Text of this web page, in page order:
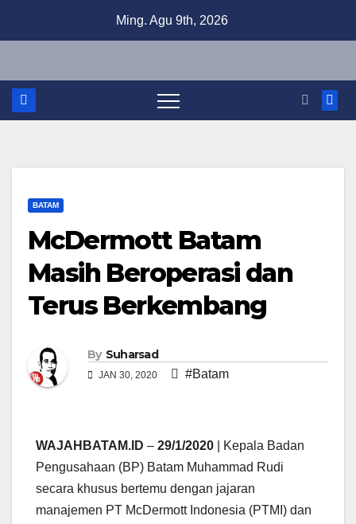
Ming. Agu 9th, 2026
BATAM
McDermott Batam
Masih Beroperasi dan
Terus Berkembang
By Suharsad
JAN 30, 2020 #Batam
WAJAHBATAM.ID – 29/1/2020 | Kepala Badan
Pengusahaan (BP) Batam Muhammad Rudi
secara khusus bertemu dengan jajaran
manajemen PT McDermott Indonesia (PTMI) dan